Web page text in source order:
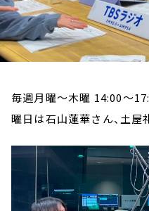
毎週月曜～木曜 14:00～
曜日は石山蓮華さん、土屋